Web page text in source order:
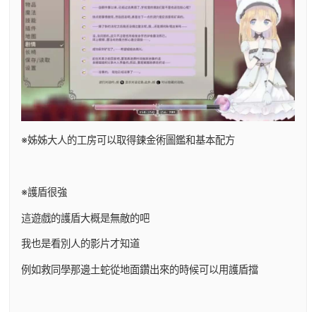
※姊姊大人的工房可以取得鍊金術圖鑑和基本配方
※護盾很強
這遊戲的護盾大概是無敵的吧
我也是看別人的影片才知道
例如救同學那邊土蛇從地面鑽出來的時候可以用護盾擋